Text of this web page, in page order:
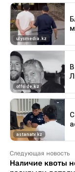
Следующая новость
Наличие квоты